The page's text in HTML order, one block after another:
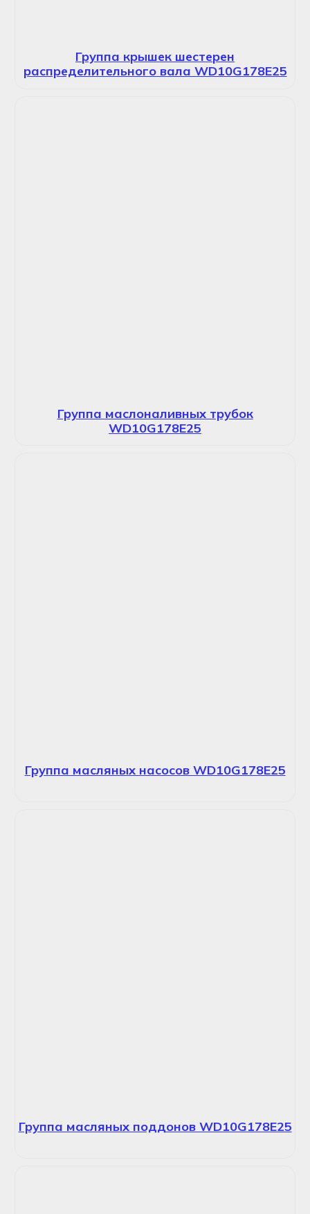
Группа крышек шестерен
распределительного вала WD10G178E25
Группа маслоналивных трубок
WD10G178E25
Группа масляных насосов WD10G178E25
Группа масляных поддонов WD10G178E25